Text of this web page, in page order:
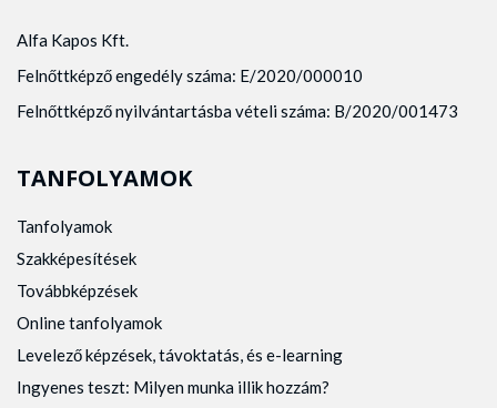
Alfa Kapos Kft.
Felnőttképző engedély száma: E/2020/000010
Felnőttképző nyilvántartásba vételi száma: B/2020/001473
TANFOLYAMOK
Tanfolyamok
Szakképesítések
Továbbképzések
Online tanfolyamok
Levelező képzések, távoktatás, és e-learning
Ingyenes teszt: Milyen munka illik hozzám?